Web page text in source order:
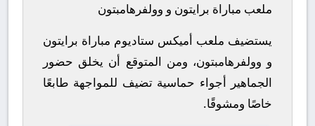
ملعب مباراة برايتون و وولفرهامبتون
يستضيف ملعب أميكس ستاديوم مباراة برايتون
و وولفرهامبتون، ومن المتوقع أن يخلق حضور
الجماهير أجواء حماسية تضيف للمواجهة طابعًا
خاصًا ومشوقًا.